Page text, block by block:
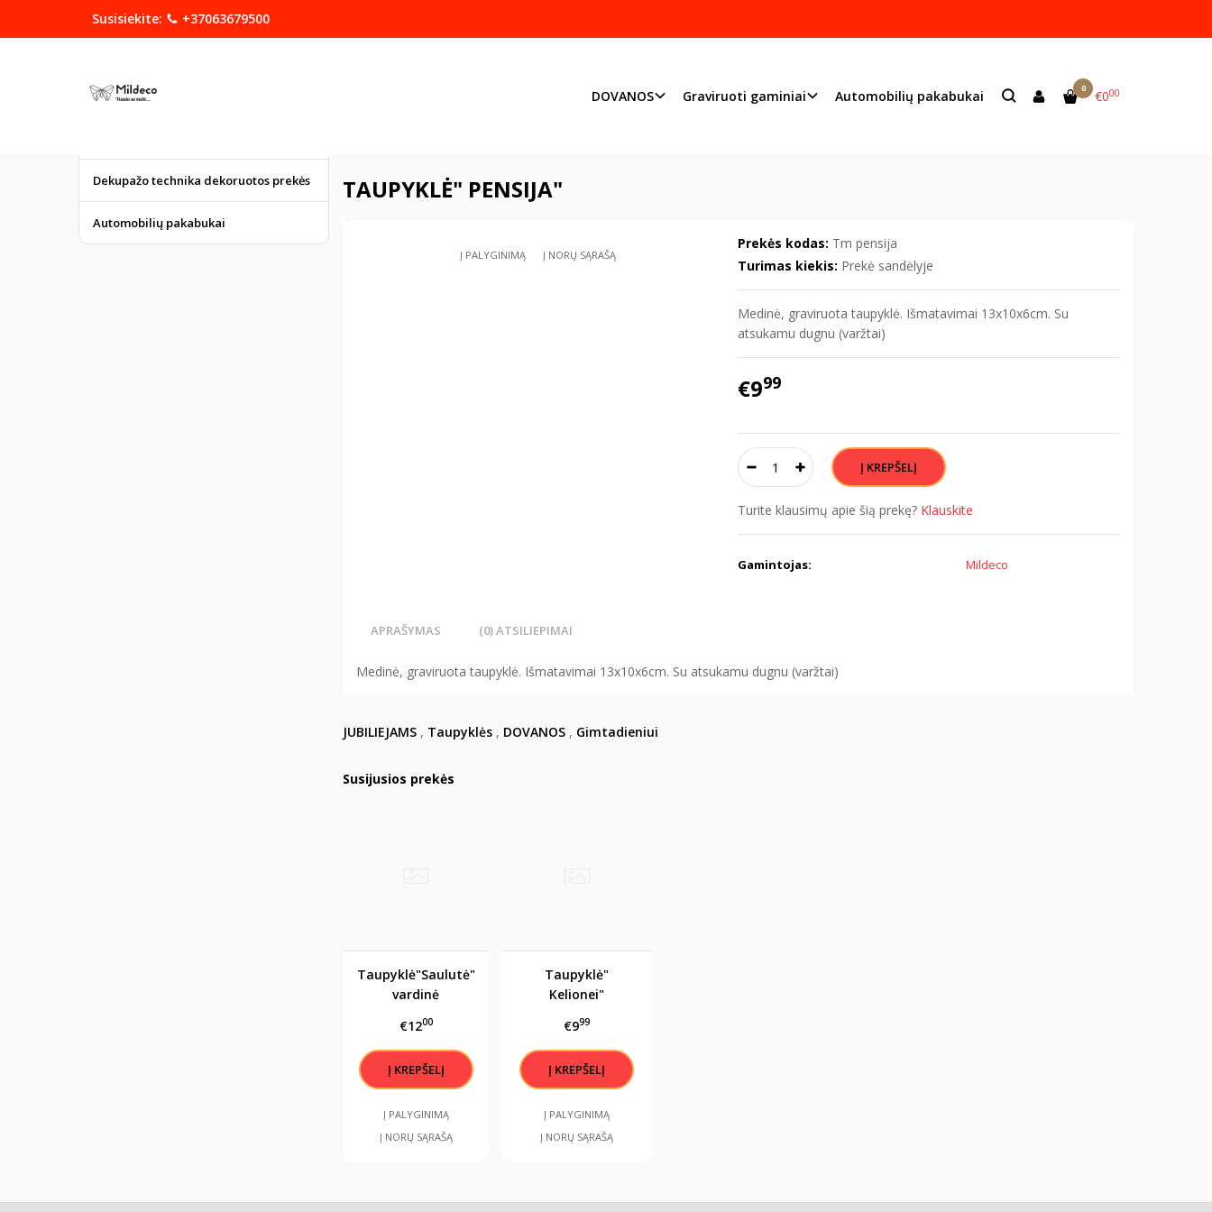
Susisiekite: +37063679500
DOVANOS Graviruoti gaminiai Automobilių pakabukai 0 €000
Pjaustome ir graviruojame lazeriu.
Priimame individualius užsakymus: info@mildeco.lt
TAUPYKLĖ" PENSIJA"
Į PALYGINIMĄ Į NORŲ SĄRAŠĄ
Prekės kodas: Tm pensija
Turimas kiekis: Prekė sandėlyje
Medinė, graviruota taupyklė. Išmatavimai 13x10x6cm. Su
atsukamu dugnu (varžtai)
€999
Turite klausimų apie šią prekę? Klauskite
Gamintojas: Mildeco
APRAŠYMAS (0) ATSILIEPIMAI
Medinė, graviruota taupyklė. Išmatavimai 13x10x6cm. Su atsukamu dugnu (varžtai)
JUBILIEJAMS, Taupyklės, DOVANOS, Gimtadieniui
Susijusios prekės
Taupyklė"Saulutė"
vardinė
€1200
Į PALYGINIMĄ
Į NORŲ SĄRAŠĄ
Taupyklė"
Kelionei"
€999
Į PALYGINIMĄ
Į NORŲ SĄRAŠĄ
DOVANOS
Dekupažo technika dekoruotos prekės
Automobilių pakabukai